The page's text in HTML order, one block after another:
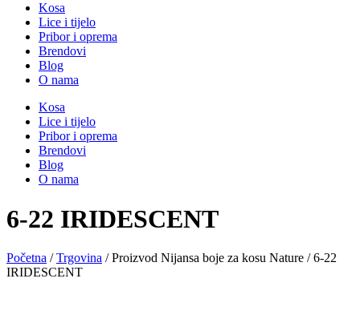
Kosa
Lice i tijelo
Pribor i oprema
Brendovi
Blog
O nama
Kosa
Lice i tijelo
Pribor i oprema
Brendovi
Blog
O nama
6-22 IRIDESCENT
Početna /Trgovina / Proizvod Nijansa boje za kosu Nature / 6-22
IRIDESCENT